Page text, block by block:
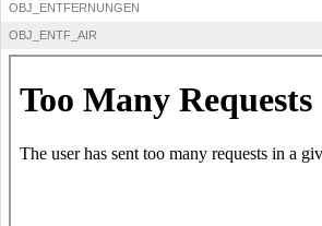
OBJ_ENTFERNUNGEN
OBJ_ENTF_AIR